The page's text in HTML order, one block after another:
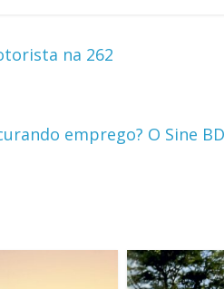
na 262
emprego? O Sine